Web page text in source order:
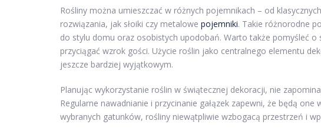
Rośliny można umieszczać w różnych pojemnikach – od
rozwiązania, jak słoiki czy metalowe pojemniki. Takie różnorodne
do stylu domu oraz osobistych upodobań. Warto także pomyśleć o
przyciągać wzrok gości. Użycie roślin jako centralnego elementu
jeszcze bardziej wyjątkowym.
Planując wykorzystanie roślin w świątecznej dekoracji, nie
Regularne nawadnianie i przycinanie gałązek zapewni, że będą one
wybranych gatunków, rośliny niewątpliwie wzbogacą przestrzeń i